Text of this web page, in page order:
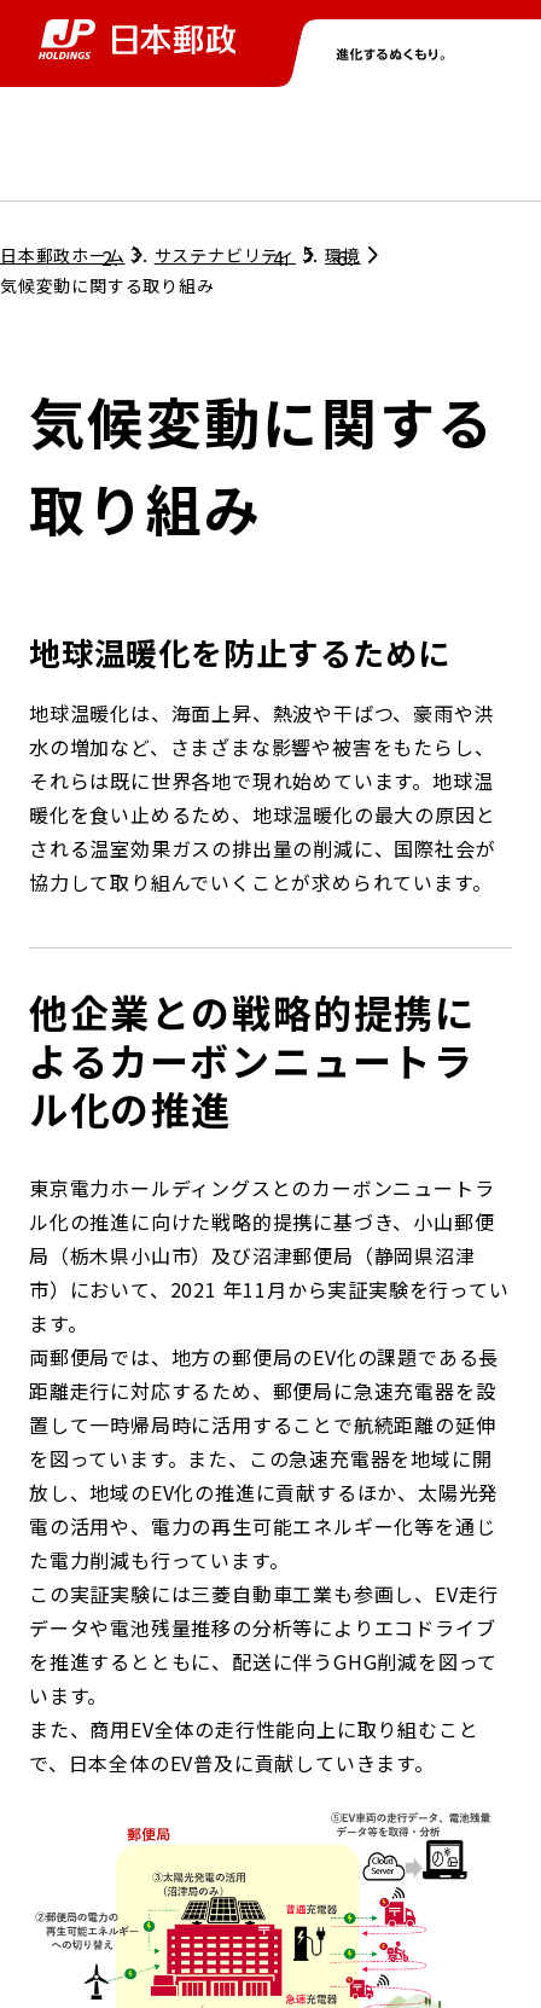
グループ情報トップ
コンプライアンス
ガバナンス
ローカル共創イニシアティブ
関連事業
株主・投資家情報トップ
個人投資家のみなさまへ
株式情報
IRニュース
IRカレンダー
ニューストップ
サステナビリティトップ
担当役員メッセージ
サステナビリティマネジメント
環境
社会
ガバナンス
ESGデータ集
採用情報トップ
日本郵政ホーム サステナビリティ
環境
気候変動に関する取り組み
気候変動に関する
取り組み
地球温暖化を防止するために
地球温暖化は、海面上昇、熱波や干ばつ、豪雨や洪
水の増加など、さまざまな影響や被害をもたらし、
それらは既に世界各地で現れ始めています。地球温
暖化を食い止めるため、地球温暖化の最大の原因と
される温室効果ガスの排出量の削減に、国際社会が
協力して取り組んでいくことが求められています。
他企業との戦略的提携に
よるカーボンニュートラ
ル化の推進
東京電力ホールディングスとのカーボンニュートラ
ル化の推進に向けた戦略的提携に基づき、小山郵便
局（栃木県小山市）及び沼津郵便局（静岡県沼津
市）において、2021 年11月から実証実験を行ってい
ます。
両郵便局では、地方の郵便局のEV化の課題である長
距離走行に対応するため、郵便局に急速充電器を設
置して一時帰局時に活用することで航続距離の延伸
を図っています。また、この急速充電器を地域に開
放し、地域のEV化の推進に貢献するほか、太陽光発
電の活用や、電力の再生可能エネルギー化等を通じ
た電力削減も行っています。
この実証実験には三菱自動車工業も参画し、EV走行
データや電池残量推移の分析等によりエコドライブ
を推進するとともに、配送に伴うGHG削減を図って
います。
また、商用EV全体の走行性能向上に取り組むこと
で、日本全体のEV普及に貢献していきます。